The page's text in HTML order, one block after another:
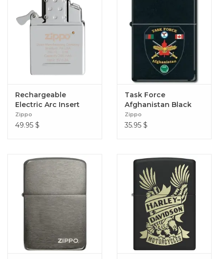
Rechargeable
Electric Arc Insert
Zippo
49.95 $
Task Force
Afghanistan Black
Zippo
35.95 $